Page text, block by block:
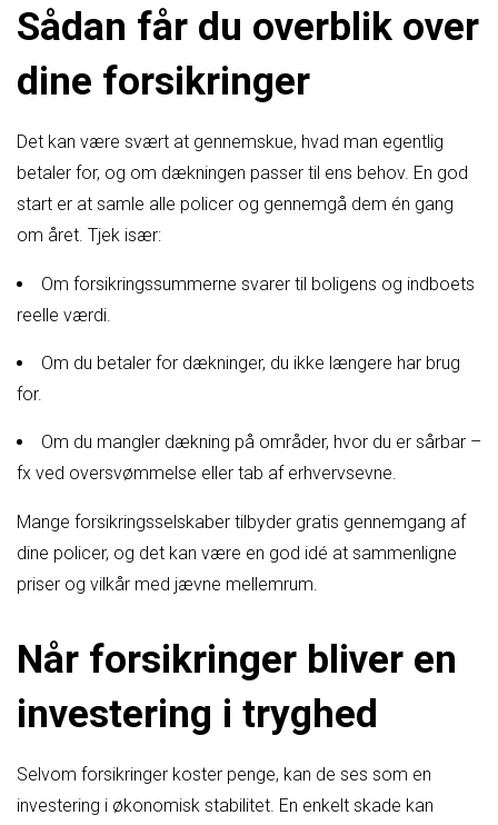
Sådan får du overblik over
dine forsikringer
Det kan være svært at gennemskue, hvad man egentlig
betaler for, og om dækningen passer til ens behov. En god
start er at samle alle policer og gennemgå dem én gang
om året. Tjek især:
Om forsikringssummerne svarer til boligens og indboets
reelle værdi.
Om du betaler for dækninger, du ikke længere har brug
for.
Om du mangler dækning på områder, hvor du er sårbar –
fx ved oversvømmelse eller tab af erhvervsevne.
Mange forsikringsselskaber tilbyder gratis gennemgang af
dine policer, og det kan være en god idé at sammenligne
priser og vilkår med jævne mellemrum.
Når forsikringer bliver en
investering i tryghed
Selvom forsikringer koster penge, kan de ses som en
investering i økonomisk stabilitet. En enkelt skade kan